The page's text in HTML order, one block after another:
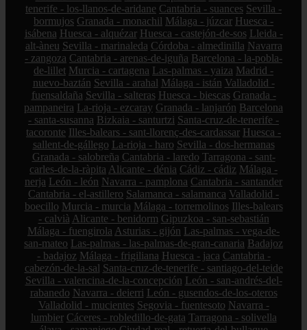
tenerife - los-llanos-de-aridane Cantabria - suances Sevilla -
bormujos Granada - monachil Málaga - júzcar Huesca -
isábena Huesca - alquézar Huesca - castejón-de-sos Lleida -
alt-àneu Sevilla - marinaleda Córdoba - almedinilla Navarra
- zangoza Cantabria - arenas-de-iguña Barcelona - la-pobla-
de-lillet Murcia - cartagena Las-palmas - yaiza Madrid -
nuevo-baztán Sevilla - arahal Málaga - istán Valladolid -
fuensaldaña Sevilla - salteras Huesca - biescas Granada -
pampaneira La-rioja - ezcaray Granada - lanjarón Barcelona
- santa-susanna Bizkaia - santurtzi Santa-cruz-de-tenerife -
tacoronte Illes-balears - sant-llorenç-des-cardassar Huesca -
sallent-de-gállego La-rioja - haro Sevilla - dos-hermanas
Granada - salobreña Cantabria - laredo Tarragona - sant-
carles-de-la-ràpita Alicante - dénia Cádiz - cádiz Málaga -
nerja León - león Navarra - pamplona Cantabria - santander
Cantabria - el-astillero Salamanca - salamanca Valladolid -
boecillo Murcia - murcia Málaga - torremolinos Illes-balears
- calvià Alicante - benidorm Gipuzkoa - san-sebastián
Málaga - fuengirola Asturias - gijón Las-palmas - vega-de-
san-mateo Las-palmas - las-palmas-de-gran-canaria Badajoz
- badajoz Málaga - frigiliana Huesca - jaca Cantabria -
cabezón-de-la-sal Santa-cruz-de-tenerife - santiago-del-teide
Sevilla - valencina-de-la-concepción León - san-andrés-del-
rabanedo Navarra - deierri León - gusendos-de-los-oteros
Valladolid - mucientes Segovia - fuentesoto Navarra -
lumbier Cáceres - robledillo-de-gata Tarragona - solivella